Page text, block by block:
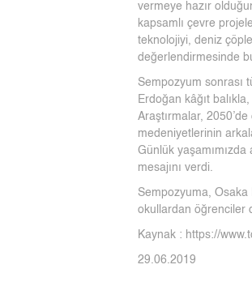
vermeye hazır
kapsamlı çevre
teknolojiyi, deniz
değerlendirmesinde
Sempozyum sonrası
Erdoğan kâğıt
Araştırmalar,
medeniyetlerinin
Günlük yaşamımızda
mesajını verdi.
Sempozyuma, Osaka
okullardan öğrenciler
Kaynak : https://
29.06.2019